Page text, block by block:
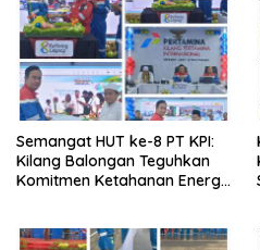
Semangat HUT ke-8 PT KPI:
Kilang Balongan Teguhkan
Komitmen Ketahanan Energi
Yayasan Pendidikan